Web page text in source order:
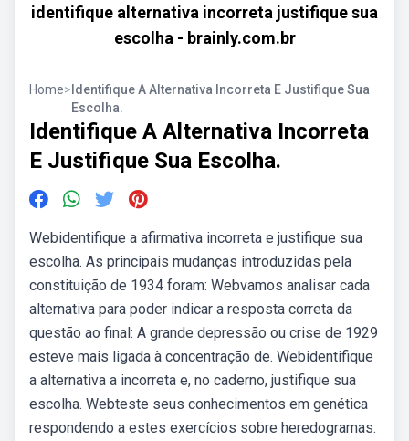
identifique alternativa incorreta justifique sua
escolha - brainly.com.br
Home> Identifique A Alternativa Incorreta E Justifique Sua
Escolha.
Identifique A Alternativa Incorreta
E Justifique Sua Escolha.
Webidentifique a afirmativa incorreta e justifique sua
escolha. As principais mudanças introduzidas pela
constituição de 1934 foram: Webvamos analisar cada
alternativa para poder indicar a resposta correta da
questão ao final: A grande depressão ou crise de 1929
esteve mais ligada à concentração de. Webidentifique
a alternativa a incorreta e, no caderno, justifique sua
escolha. Webteste seus conhecimentos em genética
respondendo a estes exercícios sobre heredogramas.